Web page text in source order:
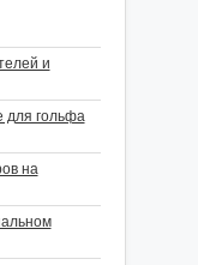
и
для гольфа
на